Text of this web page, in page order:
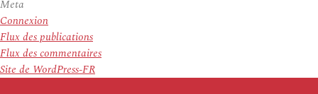
Meta
Connexion
Flux des publications
Flux des commentaires
Site de WordPress-FR